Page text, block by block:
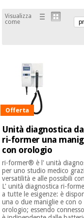
Outlet
Fisaude
Tech
Academy
Medicina
Mobili
clinici
terapeutici
Materiale
essenziale
per la
protezione
dei
coronavirus
Aerobica,
fitness e
Offerte
Outlet
Fisaude
Tech
Academy
Medicina
tradizionale
Mobili
clinici
Armadi
terapeutici
Materiale
Visualizza
come
Offerta
Unità diagnostica
ri-former una
con orologio
ri-former® è l' unità
per uno studio medico
versatilità e alle possibili
L' unità diagnostica ri-
a tutte le esigenze: è
una o due maniglie e con o
orologio; essendo